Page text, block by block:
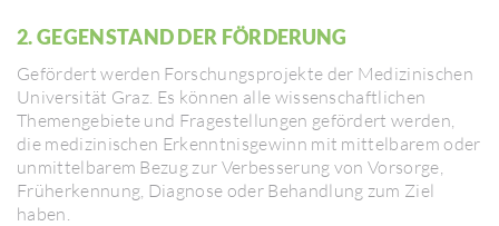
2. GEGEN­STAND DER FÖRDE­RUNG
Geför­dert werden Forschungs­pro­jekte der Medi­zi­ni­schen
Univer­sität Graz. Es können alle wissen­schaft­li­chen
Themen­ge­biete und Frage­stel­lungen geför­dert werden,
die medi­zi­ni­schen Erkennt­nis­ge­winn mit mittel­barem oder
unmit­tel­barem Bezug zur Verbes­se­rung von Vorsorge,
Früherken­nung, Diagnose oder Behand­lung zum Ziel
haben.